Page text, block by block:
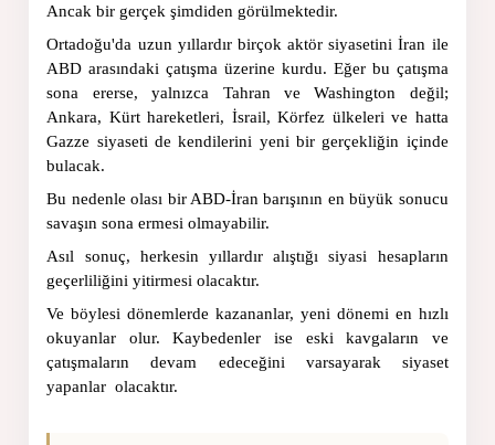
Ancak bir gerçek şimdiden görülmektedir.
Ortadoğu'da uzun yıllardır birçok aktör siyasetini İran ile
ABD arasındaki çatışma üzerine kurdu. Eğer bu çatışma
sona ererse, yalnızca Tahran ve Washington değil;
Ankara, Kürt hareketleri, İsrail, Körfez ülkeleri ve hatta
Gazze siyaseti de kendilerini yeni bir gerçekliğin içinde
bulacak.
Bu nedenle olası bir ABD-İran barışının en büyük sonucu
savaşın sona ermesi olmayabilir.
Asıl sonuç, herkesin yıllardır alıştığı siyasi hesapların
geçerliliğini yitirmesi olacaktır.
Ve böylesi dönemlerde kazananlar, yeni dönemi en hızlı
okuyanlar olur. Kaybedenler ise eski kavgaların ve
çatışmaların devam edeceğini varsayarak siyaset
yapanlar  olacaktır.